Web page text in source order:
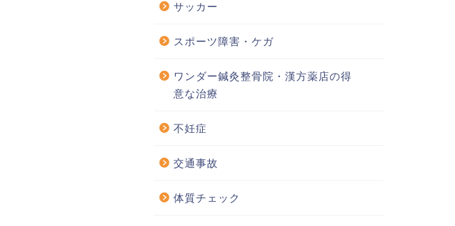
サッカー
スポーツ障害・ケガ
ワンダー鍼灸整骨院・漢方薬店の得
意な治療
不妊症
交通事故
体質チェック